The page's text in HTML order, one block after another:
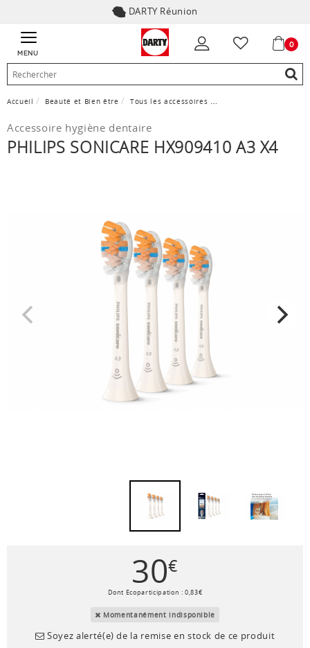
DARTY Réunion
MENU
0
Accueil Beauté et Bien être Tous les accessoires
Accessoire hygiène dentaire
PHILIPS SONICARE HX909410 A3 X4
30€
Dont Ecoparticipation :0,83€
Momentanément indisponible
Soyez alerté(e) de la remise en stock de ce produit